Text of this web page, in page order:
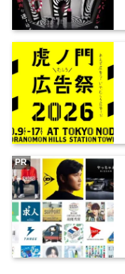
PR